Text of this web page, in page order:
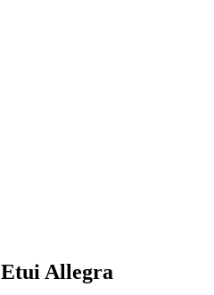
Etui Allegra